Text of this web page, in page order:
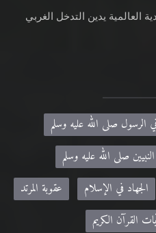
العالمية يدين التدخل الغربي
الرسول صلى الله عليه وسلم
صلى الله عليه وسلم
الجهاد في الإسلام
عقوبة المرتد
القرآن الكريم